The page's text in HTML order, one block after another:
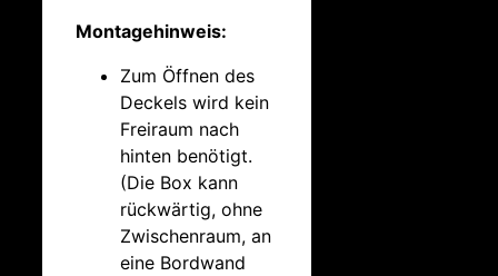
Montagehinweis:
Zum Öffnen des
Deckels wird kein
Freiraum nach
hinten benötigt.
(Die Box kann
rückwärtig, ohne
Zwischenraum, an
eine Bordwand